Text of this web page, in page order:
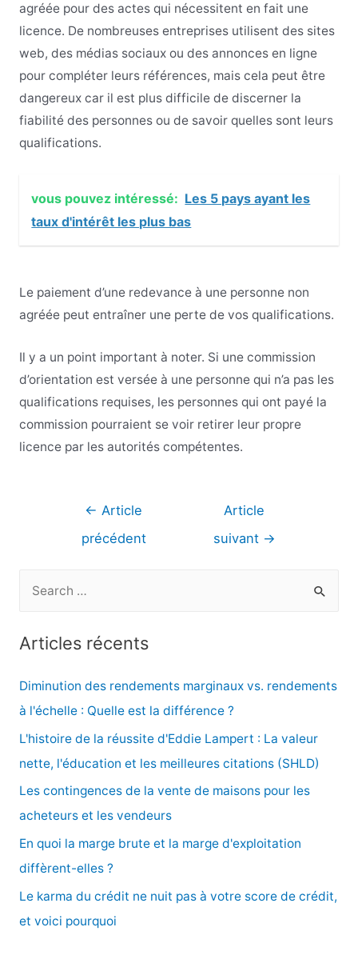
agréée pour des actes qui nécessitent en fait une
licence. De nombreuses entreprises utilisent des sites
web, des médias sociaux ou des annonces en ligne
pour compléter leurs références, mais cela peut être
dangereux car il est plus difficile de discerner la
fiabilité des personnes ou de savoir quelles sont leurs
qualifications.
vous pouvez intéressé: Les 5 pays ayant les
taux d'intérêt les plus bas
Le paiement d’une redevance à une personne non
agréée peut entraîner une perte de vos qualifications.
Il y a un point important à noter. Si une commission
d’orientation est versée à une personne qui n’a pas les
qualifications requises, les personnes qui ont payé la
commission pourraient se voir retirer leur propre
licence par les autorités compétentes.
Navigation
l’article
← Article
précédent
Article
suivant →
e
r
Articles récents
Diminution des rendements marginaux vs. rendements
à l'échelle : Quelle est la différence ?
L'histoire de la réussite d'Eddie Lampert : La valeur
nette, l'éducation et les meilleures citations (SHLD)
Les contingences de la vente de maisons pour les
acheteurs et les vendeurs
En quoi la marge brute et la marge d'exploitation
diffèrent-elles ?
Le karma du crédit ne nuit pas à votre score de crédit,
et voici pourquoi